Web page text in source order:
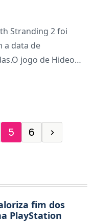
Stranding 2 foi
a data de
jogo de Hideo
edição de
5 6 ›
fim dos
PlayStation